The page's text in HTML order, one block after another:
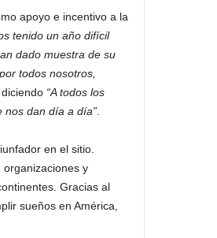
apoyo e incentivo a la
tenido un año difícil
dado muestra de su
todos nosotros,
“A todos los
nos dan día a día”.
en el sitio.
y
Gracias al
sueños en América,